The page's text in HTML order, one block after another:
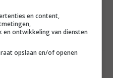
zien waarom hij nog
is
ook nog eens flink
en content,
ontwikkeling van diensten
opslaan en/of openen